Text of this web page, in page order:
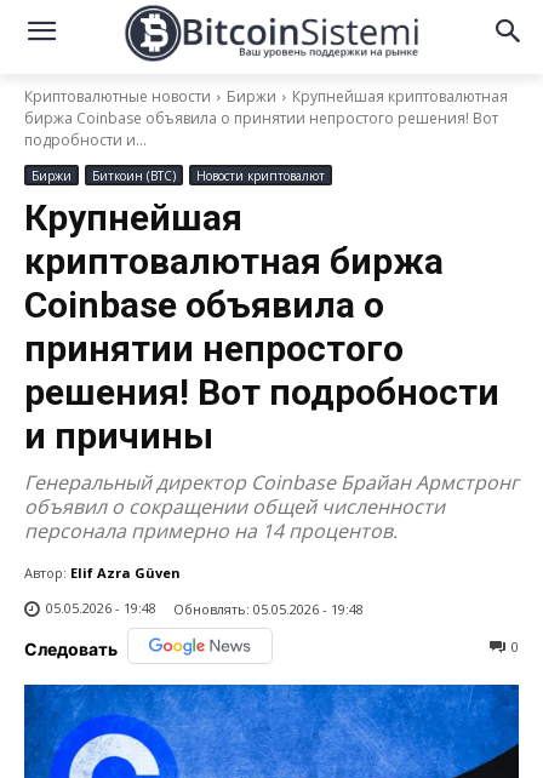
Криптовалютные новости Биржи
Крупнейшая криптовалютная
биржа Coinbase объявила о принятии непростого решения! Вот
подробности и...
Биржи Биткоин (BTC) Новости криптовалют
Крупнейшая
криптовалютная биржа
Coinbase объявила о
принятии непростого
решения! Вот подробности
и причины
Генеральный директор Coinbase Брайан Армстронг
объявил о сокращении общей численности
персонала примерно на 14 процентов.
Автор: Elif Azra Güven
05.05.2026 - 19:48
Обновлять: 05.05.2026 - 19:48
Следовать 0